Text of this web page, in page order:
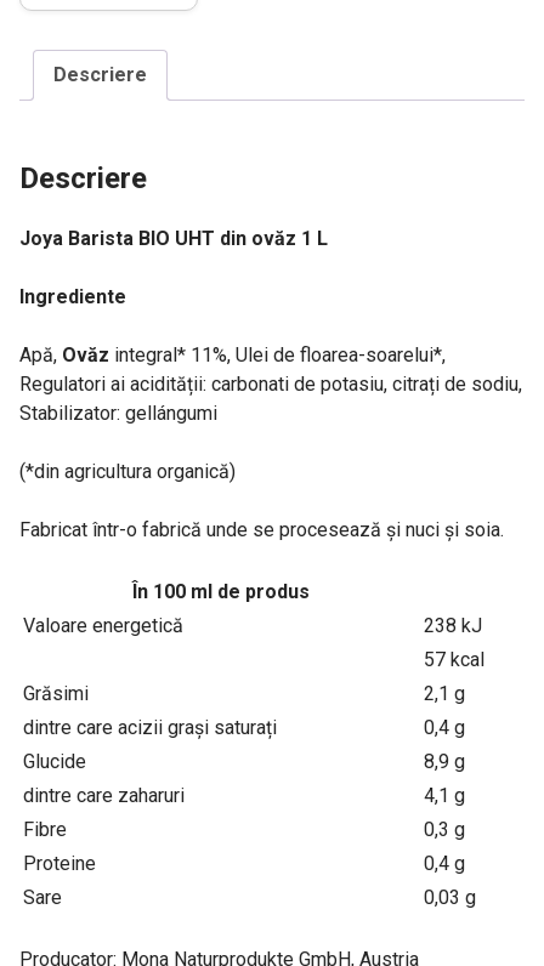
Descriere
Descriere
Joya Barista BIO UHT din ovăz 1 L
Ingrediente
Apă, Ovăz integral* 11%, Ulei de floarea-soarelui*,
Regulatori ai acidității: carbonati de potasiu, citrați de sodiu,
Stabilizator: gellángumi
(*din agricultura organică)
Fabricat într-o fabrică unde se procesează și nuci și soia.
În 100 ml de produs
Valoare energetică
238 kJ
57 kcal
Grăsimi
2,1 g
dintre care acizii grași saturați
0,4 g
Glucide
8,9 g
dintre care zaharuri
4,1 g
Fibre
0,3 g
Proteine
0,4 g
Sare
0,03 g
Producator: Mona Naturprodukte GmbH, Austria